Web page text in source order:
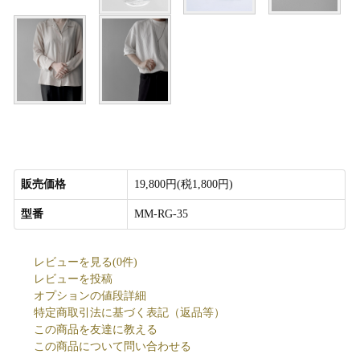
販売価格 19,800円(税1,800円)
型番 MM-RG-35
レビューを見る(0件)
レビューを投稿
オプションの値段詳細
特定商取引法に基づく表記（返品等）
この商品を友達に教える
この商品について問い合わせる